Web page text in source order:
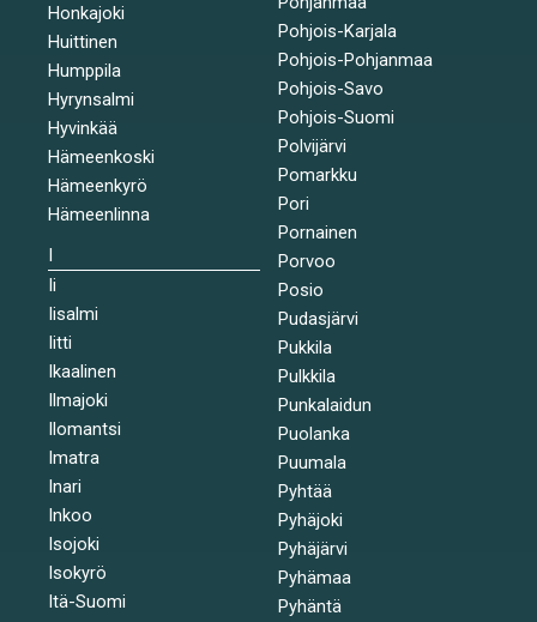
Honkajoki
Huittinen
Humppila
Hyrynsalmi
Hyvinkää
Hämeenkoski
Hämeenkyrö
Hämeenlinna
I
Ii
Iisalmi
Iitti
Ikaalinen
Ilmajoki
Ilomantsi
Imatra
Inari
Inkoo
Isojoki
Isokyrö
Itä-Suomi
Pohjois-Karjala
Pohjois-Pohjanmaa
Pohjois-Savo
Pohjois-Suomi
Polvijärvi
Pomarkku
Pori
Pornainen
Porvoo
Posio
Pudasjärvi
Pukkila
Pulkkila
Punkalaidun
Puolanka
Puumala
Pyhtää
Pyhäjoki
Pyhäjärvi
Pyhämaa
Pyhäntä